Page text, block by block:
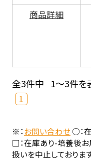
商品詳細
全3件中 1～3件を
1
※：お問い合わせ○：
□：在庫あり-培養後
扱いを中止しておりま